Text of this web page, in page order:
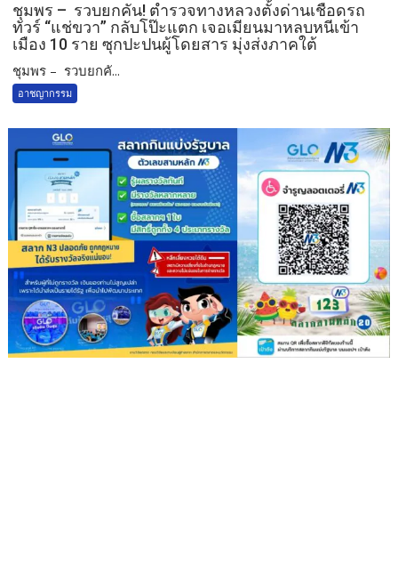
ชุมพร – รวบยกคัน! ตำรวจทางหลวงตั้งด่านเชือดรถ
ทัวร์ “แช่ขวา” กลับโป๊ะแตก เจอเมียนมาหลบหนีเข้า
เมือง 10 ราย ซุกปะปนผู้โดยสาร มุ่งส่งภาคใต้
ชุมพร – รวบยกคั...
อาชญากรรม